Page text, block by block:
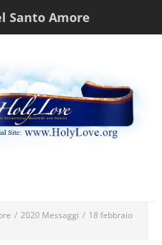
/ 2020 Messaggi / 18 febbraio
Santo Amore